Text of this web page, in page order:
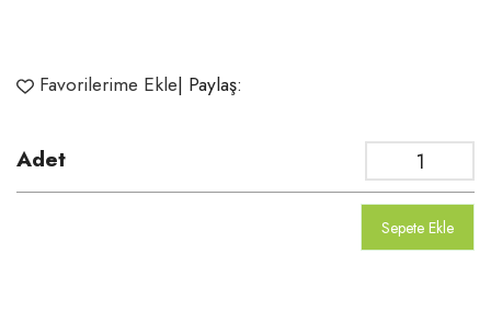
Favorilerime Ekle| Paylaş:
Adet
Sepete Ekle